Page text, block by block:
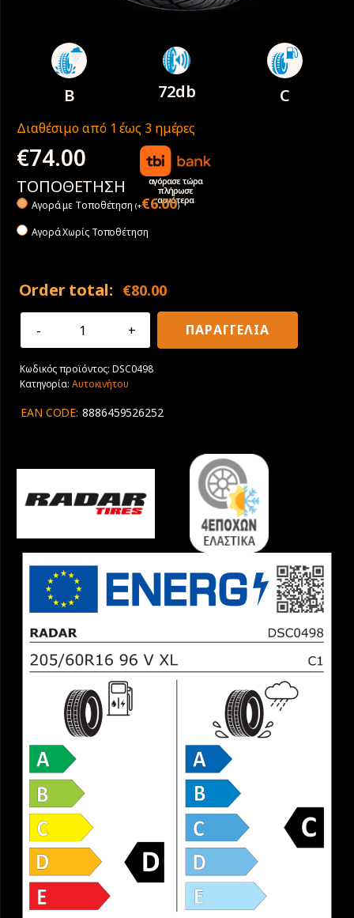
B 72db C
Διαθέσιμο από 1 έως 3 ημέρες
€74.00
αγόρασε τώρα
πλήρωσε
αργότερα
ΤΟΠΟΘΕΤΗΣΗ
Αγορά με Tοποθέτηση (+€6.00)
Αγορά Χωρίς Τοποθέτηση
Order total: €80.00
205/60R16
Radar
Dimax
SEASON
ΠΑΡΑΓΓΕΛΙΑ
Κωδικός προϊόντος:DSC0498
Κατηγορία: Αυτοκινήτου
EAN CODE: 8886459526252